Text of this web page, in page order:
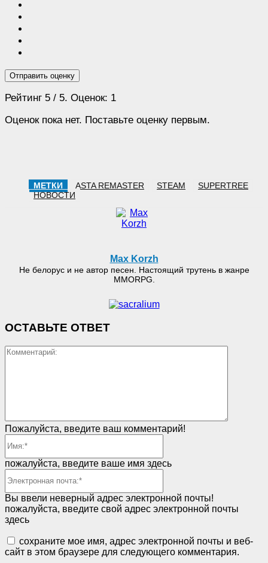
Отправить оценку
Рейтинг 5 / 5. Оценок: 1
Оценок пока нет. Поставьте оценку первым.
МЕТКИ ASTA REMASTER STEAM
SUPERTREE
НОВОСТИ
Max Korzh
Не белорус и не автор песен. Настоящий трутень в жанре
MMORPG.
ОСТАВЬТЕ ОТВЕТ
Пожалуйста, введите ваш комментарий!
пожалуйста, введите ваше имя здесь
Вы ввели неверный адрес электронной почты!
пожалуйста, введите свой адрес электронной почты
здесь
сохраните мое имя, адрес электронной почты и веб-
сайт в этом браузере для следующего комментария.